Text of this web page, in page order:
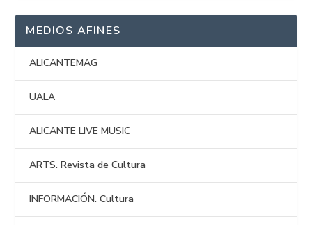
MEDIOS AFINES
ALICANTEMAG
UALA
ALICANTE LIVE MUSIC
ARTS. Revista de Cultura
INFORMACIÓN. Cultura